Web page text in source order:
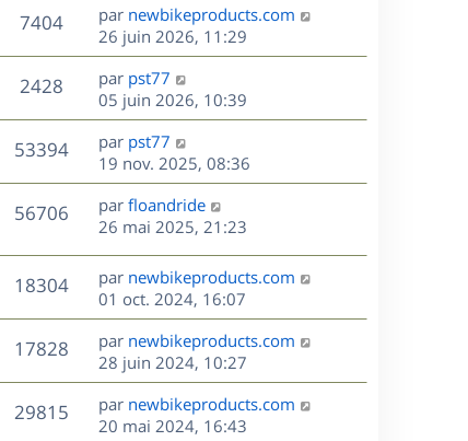
r
m
e
s
s
a
g
e
7404V
u
e
s
D
e
r
n
i
e
r
m
e
s
s
a
g
e
par newbikeproducts.com
26 juin 2026, 11:29
2428V
u
e
s
D
e
r
n
i
e
r
m
e
s
s
a
g
e
par pst77
05 juin 2026, 10:39
53394V
u
e
D
e
r
n
i
r
m
e
s
s
a
g
e
par pst77
19 nov. 2025, 08:36
56706V
u
e
D
e
i
e
r
m
e
s
s
par floandride
26 mai 2025, 21:23
18304V
u
e
D
e
r
n
i
e
r
m
par newbikeproducts.com
01 oct. 2024, 16:07
17828V
u
D
e
r
n
i
par newbikeproducts.com
28 juin 2024, 10:27
29815V
D
e
par newbikeproducts.com
20 mai 2024, 16:43